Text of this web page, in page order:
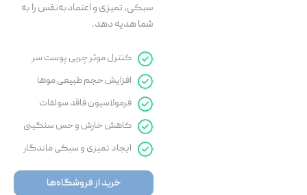
سبکی، تمیزی و اعتمادبه‌نفس را به
شما هدیه دهد.
کنترل موثر چربی پوست سر
افزایش حجم طبیعی موها
فرمولاسیون فاقد سولفات
کاهش خارش و حس سنگینی
ایجاد تمیزی و سبکی ماندگار
خرید از فروشگاه‌ها